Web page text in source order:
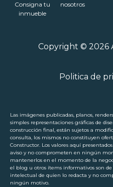
Consigna tu
inmueble
nosotros
Copyright © 2026
Politica de
Las imágenes publicadas, planos,
simples representaciones gráficas de
construcción final, están sujetos a
consulta, los mismos no constituyen
Constructor. Los valores aquí
aviso y no comprometen en ningún
mantenerlos en el momento de la
el blog u otros ítems informativos son
intelectual de quien lo redacta y no
ningún motivo.